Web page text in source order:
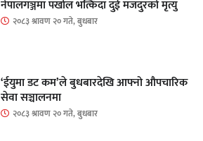
नेपालगञ्जमा पर्खाल भत्किँदा दुई मजदुरको मृत्यु
२०८३ श्रावण २० गते, बुधबार
‘ईयुमा डट कम’ले बुधबारदेखि आफ्नो औपचारिक
सेवा सञ्चालनमा
२०८३ श्रावण २० गते, बुधबार